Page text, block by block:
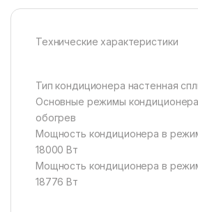
Технические характеристики
Тип кондиционера настенная
Основные режимы
обогрев
Мощность кондиционера в
18000 Вт
Мощность кондиционера в
18776 Вт